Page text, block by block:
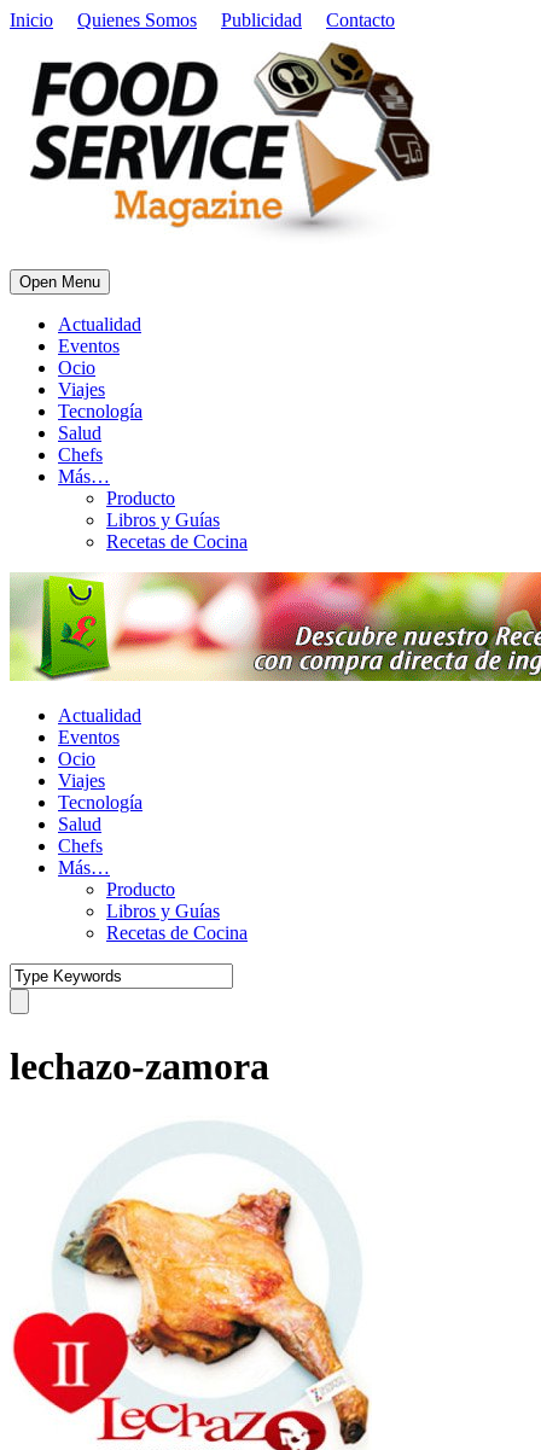
Inicio Quienes Somos Publicidad Contacto
Open Menu
Actualidad
Eventos
Ocio
Viajes
Tecnología
Salud
Chefs
Más…
Producto
Libros y Guías
Recetas de Cocina
Actualidad
Eventos
Ocio
Viajes
Tecnología
Salud
Chefs
Más…
Producto
Libros y Guías
Recetas de Cocina
lechazo-zamora